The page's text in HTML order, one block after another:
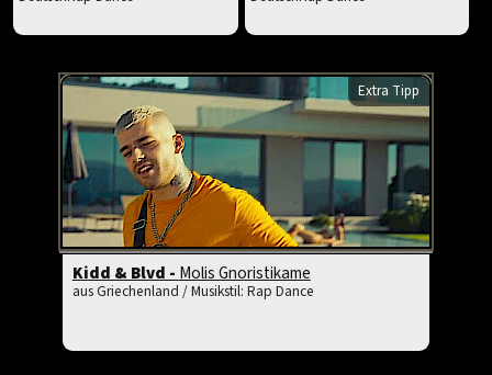
Extra Tipp
Kidd & Blvd - Molis Gnoristikame
aus Griechenland / Musikstil: Rap Dance